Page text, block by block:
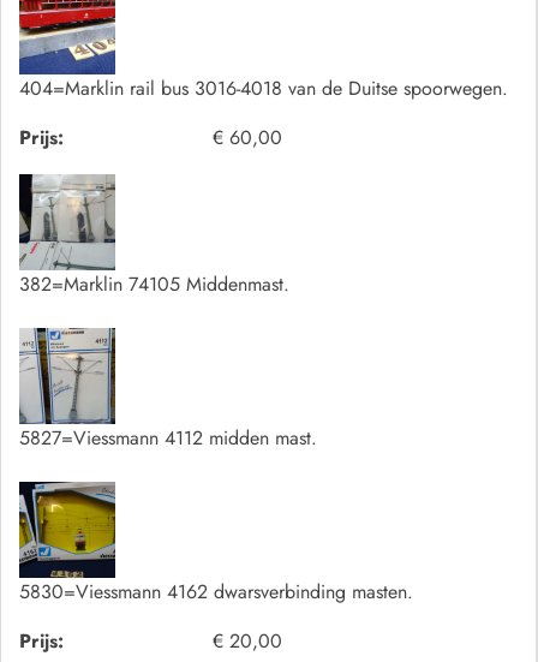
404=Marklin rail bus 3016-4018 van de Duitse spoorwegen.
Prijs:
€ 60,00
382=Marklin 74105 Middenmast.
5827=Viessmann 4112 midden mast.
5830=Viessmann 4162 dwarsverbinding masten.
Prijs:
€ 20,00